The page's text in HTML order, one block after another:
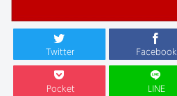
Twitter Facebook
Pocket LINE